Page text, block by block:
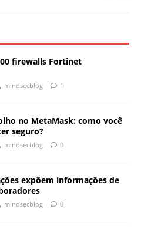
firewalls Fortinet
mindsecblog 1
no MetaMask: como você
seguro?
mindsecblog 0
expõem informações de
mindsecblog 0